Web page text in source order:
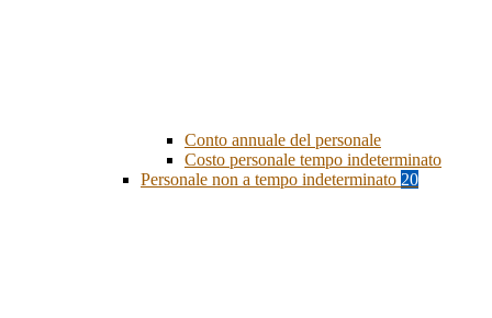
Conto annuale del personale
Costo personale tempo indeterminato
Personale non a tempo indeterminato 20